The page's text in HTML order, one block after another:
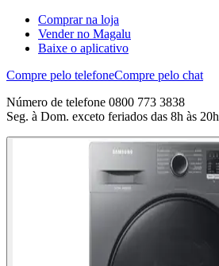
Comprar na loja
Vender no Magalu
Baixe o aplicativo
Compre pelo telefoneCompre pelo chat
Número de telefone 0800 773 3838
Seg. à Dom. exceto feriados das 8h às 20h